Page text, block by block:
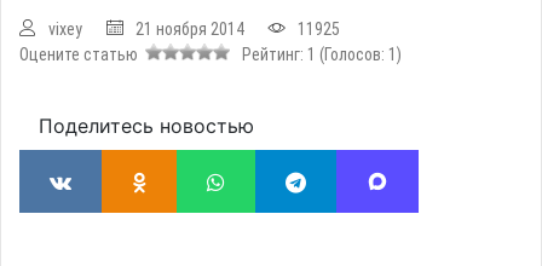
vixey 21 ноября 2014
11925
Оцените статью
Рейтинг: 1 (Голосов: 1 )
Поделитесь новостью